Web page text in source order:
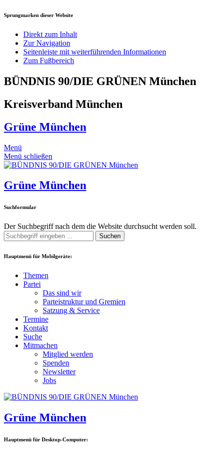
Sprungmarken dieser Website
Direkt zum Inhalt
Zur Navigation
Seitenleiste mit weiterführenden Informationen
Zum Fußbereich
BÜNDNIS 90/DIE GRÜNEN München
Kreisverband München
Grüne München
Menü
Menü schließen
Grüne München
Suchformular
Der Suchbegriff nach dem die Website durchsucht werden soll.
Suchen
Hauptmenü für Mobilgeräte:
Themen
Partei
Das sind wir
Parteistruktur und Gremien
Satzung & Service
Termine
Kontakt
Suche
Mitmachen
Mitglied werden
Spenden
Newsletter
Jobs
Grüne München
Hauptmenü für Desktop-Computer: